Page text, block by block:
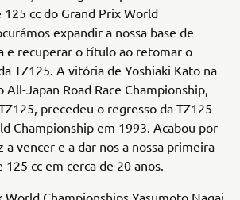
125 cc do Grand Prix World
expandir a nossa base de
e recuperar o título ao retomar o
TZ125. A vitória de Yoshiaki Kato na
All-Japan Road Race Championship,
precedeu o regresso da TZ125
Championship em 1993. Acabou por
vencer e a dar-nos a nossa primeira
cc em cerca de 20 anos.
World Championships Yasumoto Nagai,